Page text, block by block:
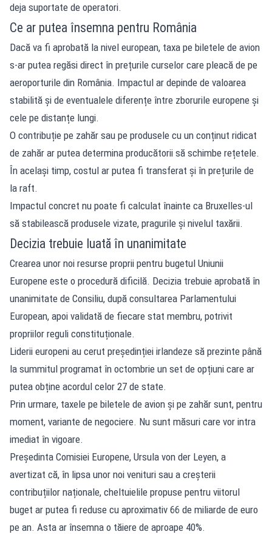
deja suportate de operatori.
Ce ar putea însemna pentru România
Dacă va fi aprobată la nivel european, taxa pe biletele de avion
s-ar putea regăsi direct în prețurile curselor care pleacă de pe
aeroporturile din România. Impactul ar depinde de valoarea
stabilită și de eventualele diferențe între zborurile europene și
cele pe distanțe lungi.
O contribuție pe zahăr sau pe produsele cu un conținut ridicat
de zahăr ar putea determina producătorii să schimbe rețetele.
În același timp, costul ar putea fi transferat și în prețurile de
la raft.
Impactul concret nu poate fi calculat înainte ca Bruxelles-ul
să stabilească produsele vizate, pragurile și nivelul taxării.
Decizia trebuie luată în unanimitate
Crearea unor noi resurse proprii pentru bugetul Uniunii
Europene este o procedură dificilă. Decizia trebuie aprobată în
unanimitate de Consiliu, după consultarea Parlamentului
European, apoi validată de fiecare stat membru, potrivit
propriilor reguli constituționale.
Liderii europeni au cerut președinției irlandeze să prezinte până
la summitul programat în octombrie un set de opțiuni care ar
putea obține acordul celor 27 de state.
Prin urmare, taxele pe biletele de avion și pe zahăr sunt, pentru
moment, variante de negociere. Nu sunt măsuri care vor intra
imediat în vigoare.
Președinta Comisiei Europene, Ursula von der Leyen, a
avertizat că, în lipsa unor noi venituri sau a creșterii
contribuțiilor naționale, cheltuielile propuse pentru viitorul
buget ar putea fi reduse cu aproximativ 66 de miliarde de euro
pe an. Asta ar însemna o tăiere de aproape 40%.